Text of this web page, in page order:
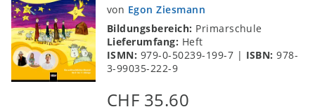
von Egon Ziesmann
Bildungsbereich: Primarschule
Lieferumfang: Heft
ISMN: 979-0-50239-199-7 | ISBN:978-
3-99035-222-9
CHF 35.60